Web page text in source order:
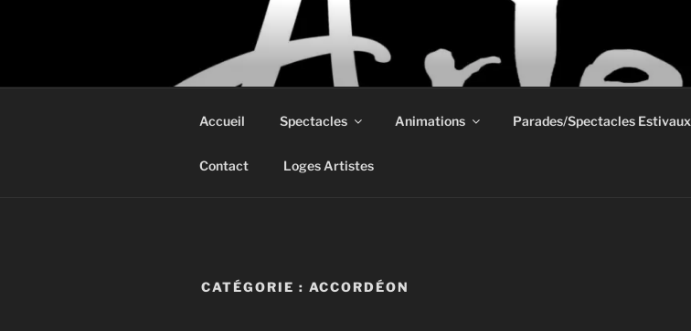
COMPAGNIE ARTEMPO
Spectacles et Animations sur mesure
Accueil Spectacles Animations Parades/Spectacles Estivaux
Contact Loges Artistes
CATÉGORIE : ACCORDÉON